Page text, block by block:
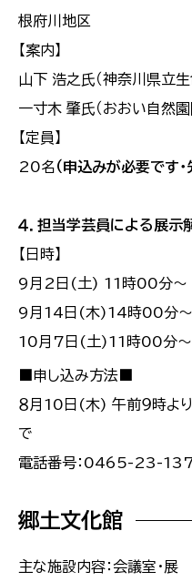
根府川地区
【案内】
山下 浩之氏（神奈川県立
一寸木 肇氏（おおい自然園
【定員】
20名（申込みが必要です・
４．担当学芸員による展示
【日時】
9月2日(土) 11時00分～
9月14日(木)14時00分～
10月7日(土)11時00分～
■申し込み方法■
８月10日(木) 午前９時よ
で
電話番号：0465-23-
郷土文化館
主な施設内容：会議室・展